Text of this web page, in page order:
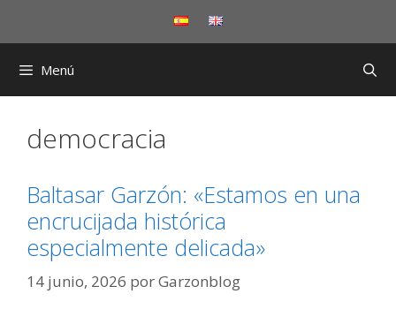
Menú
democracia
Baltasar Garzón: «Estamos en una
encrucijada histórica
especialmente delicada»
14 junio, 2026 porGarzonblog